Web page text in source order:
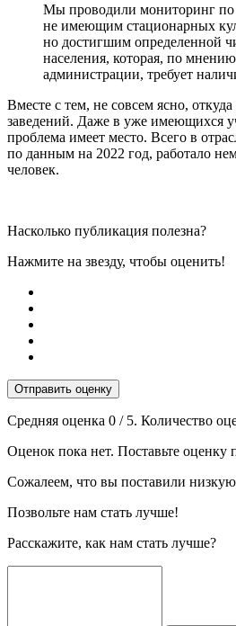
Мы проводили мониторинг по
не имеющим стационарных
но достигшим определенной
населения, которая, по
администрации, требует
Вместе с тем, не совсем ясно,
заведений. Даже в уже имеющихся
проблема имеет место. Всего в
по данным на 2022 год, работало
человек.
Насколько публикация полезна?
Нажмите на звезду, чтобы оценить!
Отправить оценку
Средняя оценка 0 / 5. Количество
Оценок пока нет. Поставьте оценку
Сожалеем, что вы поставили
Позвольте нам стать лучше!
Расскажите, как нам стать лучше?